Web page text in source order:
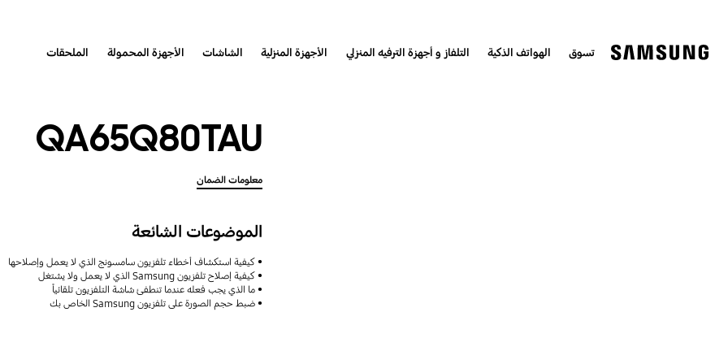
تسوق الهواتف الذكية التلفاز و أجهزة الترفيه المنزلي الأجهزة المنزلية الشاشات الأجهزة المحمولة الملحقات
QA65Q80TAU
معلومات الضمان
الموضوعات الشائعة
كيفية استكشاف أخطاء تلفزيون سامسونج الذي لا يعمل وإصلاحها
كيفية إصلاح تلفزيون Samsung الذي لا يعمل ولا يشتغل
ما الذي يجب فعله عندما تنطفئ شاشة التلفزيون تلقائياً
ضبط حجم الصورة على تلفزيون Samsung الخاص بك